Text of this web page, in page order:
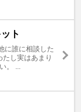
ト
に誰に相談した
し実はあまり
。 ...